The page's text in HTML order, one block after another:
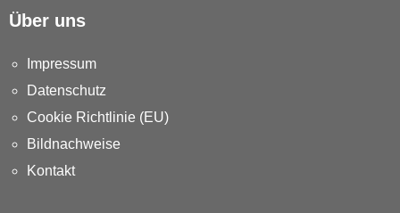
Über uns
Impressum
Datenschutz
Cookie Richtlinie (EU)
Bildnachweise
Kontakt